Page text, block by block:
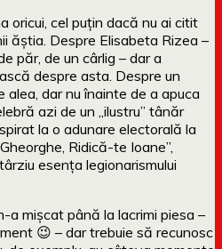
oricui, cel puțin dacă nu ai citit
ăștia. Despre Elisabeta Rizea –
păr, de un cârlig – dar a
despre asta. Despre un
alea, dar nu înainte de a apuca
azi de un „ilustru” tânăr
la o adunare electorală la
Ridică-te Ioane”,
esența legionarismului
a mișcat până la lacrimi piesa –
😉 – dar trebuie să recunosc